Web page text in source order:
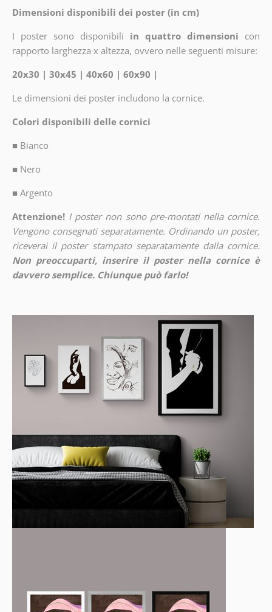
Dimensioni disponibili dei poster (in cm)
I poster sono disponibili in quattro dimensioni con
rapporto larghezza x altezza, ovvero nelle seguenti misure:
20x30 | 30x45 | 40x60 | 60x90 |
Le dimensioni dei poster includono la cornice.
Colori disponibili delle cornici
■ Bianco
■ Nero
■ Argento
Attenzione! I poster non sono pre-montati nella cornice.
Vengono consegnati separatamente. Ordinando un poster,
riceverai il poster stampato separatamente dalla cornice.
Non preoccuparti, inserire il poster nella cornice è
davvero semplice. Chiunque può farlo!